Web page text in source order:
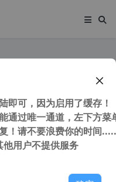
photoshop cs2) v9.0
即可，因为启用了缓存！
通过唯一通道，左下方菜
！请不要浪费你的时间
他用户不提供服务